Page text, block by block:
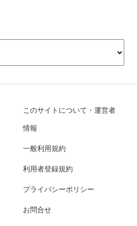
このサイトについて・運営者
情報
一般利用規約
利用者登録規約
プライバシーポリシー
お問合せ